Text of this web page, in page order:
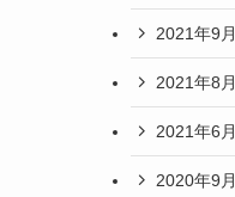
2021年9月
2021年8月
2021年6月
2020年9月